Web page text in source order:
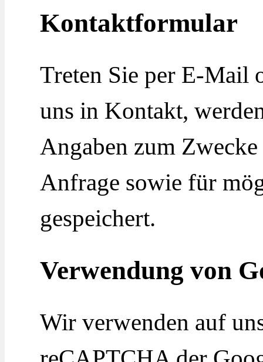
Kontaktformular
Treten Sie per E-Mail
uns in Kontakt,
Angaben zum
Anfrage sowie für
gespeichert.
Verwendung von
Wir verwenden auf